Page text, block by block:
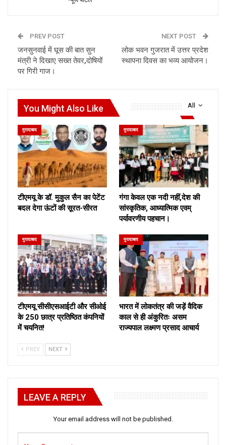
PREV POST
जनसुनवाई में घूस की बात सुन
मंत्री ने दिखाए सख्त तेवर,दोषियों
पर गिरी गाज।
NEXT POST
लोक भवन गुजरात में उत्तर प्रदेश
स्थापना दिवस का भव्य आयोजन।
All
You Might Also Like
मुरादाबाद
टीएमयू के डॉ. मुकुल सैन का पेटेंट
बदल देगा ऊंटों की सूरत-सीरत
मुरादाबाद
गंगा केवल एक नदी नहीं,देश की
सांस्कृतिक, आध्यात्मिक एवम्
पर्यावरणीय पहचान।
मुरादाबाद
टीएमयू सीसीएसआईटी और सीओई
के 250 छात्र प्रतिष्ठित कंपनियों
में चयनित!
मुरादाबाद
भारत में लोकतंत्र की जड़ें वैदिक
काल से ही अंकुरितः असम
राज्यपाल लक्ष्मण प्रसाद आचार्य
PREV NEXT
LEAVE A REPLY
Your email address will not be published.